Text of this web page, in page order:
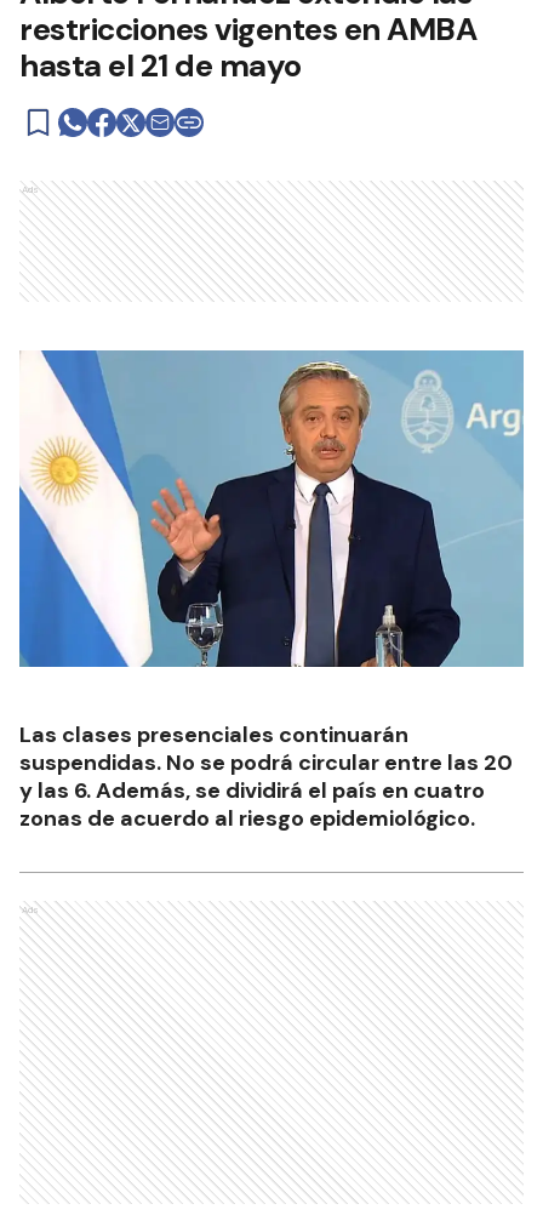
restricciones vigentes en AMBA
hasta el 21 de mayo
Ads
Las clases presenciales continuarán
suspendidas. No se podrá circular entre las 20
y las 6. Además, se dividirá el país en cuatro
zonas de acuerdo al riesgo epidemiológico.
Ads